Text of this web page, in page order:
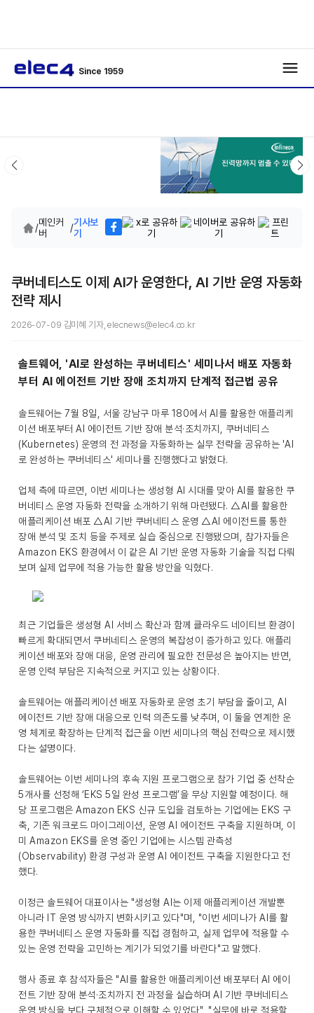
Since 1959
/메인커
버
/기사보
기
쿠버네티스도 이제 AI가 운영한다, AI 기반 운영 자동화
전략 제시
2026-07-09 김미혜 기자, elecnews@elec4.co.kr
솔트웨어, 'AI로 완성하는 쿠버네티스' 세미나서 배포 자동화
부터 AI 에이전트 기반 장애 조치까지 단계적 접근법 공유
솔트웨어는 7월 8일, 서울 강남구 마루 180에서 AI를 활용한 애플리케
이션 배포부터 AI 에이전트 기반 장애 분석·조치까지, 쿠버네티스
(Kubernetes) 운영의 전 과정을 자동화하는 실무 전략을 공유하는 'AI
로 완성하는 쿠버네티스' 세미나를 진행했다고 밝혔다.
업체 측에 따르면, 이번 세미나는 생성형 AI 시대를 맞아 AI를 활용한 쿠
버네티스 운영 자동화 전략을 소개하기 위해 마련됐다. △AI를 활용한
애플리케이션 배포 △AI 기반 쿠버네티스 운영 △AI 에이전트를 통한
장애 분석 및 조치 등을 주제로 실습 중심으로 진행됐으며, 참가자들은
Amazon EKS 환경에서 이 같은 AI 기반 운영 자동화 기술을 직접 다뤄
보며 실제 업무에 적용 가능한 활용 방안을 익혔다.
최근 기업들은 생성형 AI 서비스 확산과 함께 클라우드 네이티브 환경이
빠르게 확대되면서 쿠버네티스 운영의 복잡성이 증가하고 있다. 애플리
케이션 배포와 장애 대응, 운영 관리에 필요한 전문성은 높아지는 반면,
운영 인력 부담은 지속적으로 커지고 있는 상황이다.
솔트웨어는 애플리케이션 배포 자동화로 운영 초기 부담을 줄이고, AI
에이전트 기반 장애 대응으로 인력 의존도를 낮추며, 이 둘을 연계한 운
영 체계로 확장하는 단계적 접근을 이번 세미나의 핵심 전략으로 제시했
다는 설명이다.
솔트웨어는 이번 세미나의 후속 지원 프로그램으로 참가 기업 중 선착순
5개사를 선정해 ‘EKS 5일 완성 프로그램’을 무상 지원할 예정이다. 해
당 프로그램은 Amazon EKS 신규 도입을 검토하는 기업에는 EKS 구
축, 기존 워크로드 마이그레이션, 운영 AI 에이전트 구축을 지원하며, 이
미 Amazon EKS를 운영 중인 기업에는 시스템 관측성
(Observability) 환경 구성과 운영 AI 에이전트 구축을 지원한다고 전
했다.
이정근 솔트웨어 대표이사는 "생성형 AI는 이제 애플리케이션 개발뿐
아니라 IT 운영 방식까지 변화시키고 있다"며, "이번 세미나가 AI를 활
용한 쿠버네티스 운영 자동화를 직접 경험하고, 실제 업무에 적용할 수
있는 운영 전략을 고민하는 계기가 되었기를 바란다"고 말했다.
행사 종료 후 참석자들은 "AI를 활용한 애플리케이션 배포부터 AI 에이
전트 기반 장애 분석·조치까지 전 과정을 실습하며 AI 기반 쿠버네티스
운영 방식을 보다 구체적으로 이해할 수 있었다", "실무에 바로 적용할